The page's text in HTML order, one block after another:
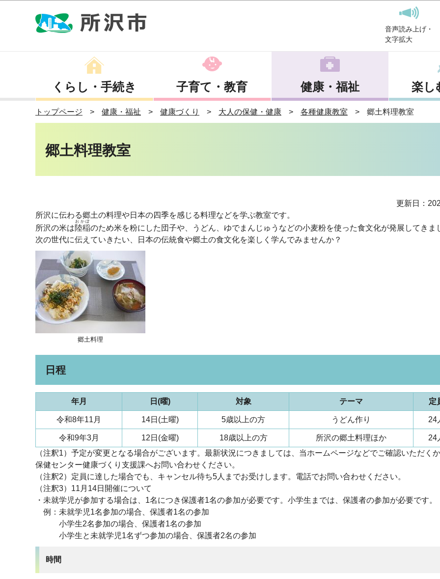
音声読み上げ・
文字拡大
くらし・手続き 子育て・教育 健康・福祉 楽し
トップページ 健康・福祉 健康づくり 大人の保健・健康 各種健康教室 郷土料理教室
郷土料理教室
更新日：
所沢に伝わる郷土の料理や日本の四季を感じる料理などを学ぶ教室です。
所沢の米は陸稲
おかぼ
のため米を粉にした団子や、うどん、ゆでまんじゅうなどの小麦粉を使った食文化が発展してきま
次の世代に伝えていきたい、日本の伝統食や郷土の食文化を楽しく学んでみませんか？
郷土料理
日程
年月 日(曜) 対象 テーマ 定
令和8年11月 14日(土曜) 5歳以上の方 うどん作り 24
令和9年3月 12日(金曜) 18歳以上の方 所沢の郷土料理ほか
24
（注釈1）予定が変更となる場合がございます。最新状況につきましては、当ホームページなどでご確認いただくか
保健センター健康づくり支援課へお問い合わせください。
（注釈2）定員に達した場合でも、キャンセル待ち5人までお受けします。電話でお問い合わせください。
（注釈3）11月14日開催について
・未就学児が参加する場合は、1名につき保護者1名の参加が必要です。小学生までは、保護者の参加が必要です。
例：未就学児1名参加の場合、保護者1名の参加
小学生2名参加の場合、保護者1名の参加
小学生と未就学児1名ずつ参加の場合、保護者2名の参加
時間